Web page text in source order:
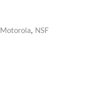
Motorola, NSF